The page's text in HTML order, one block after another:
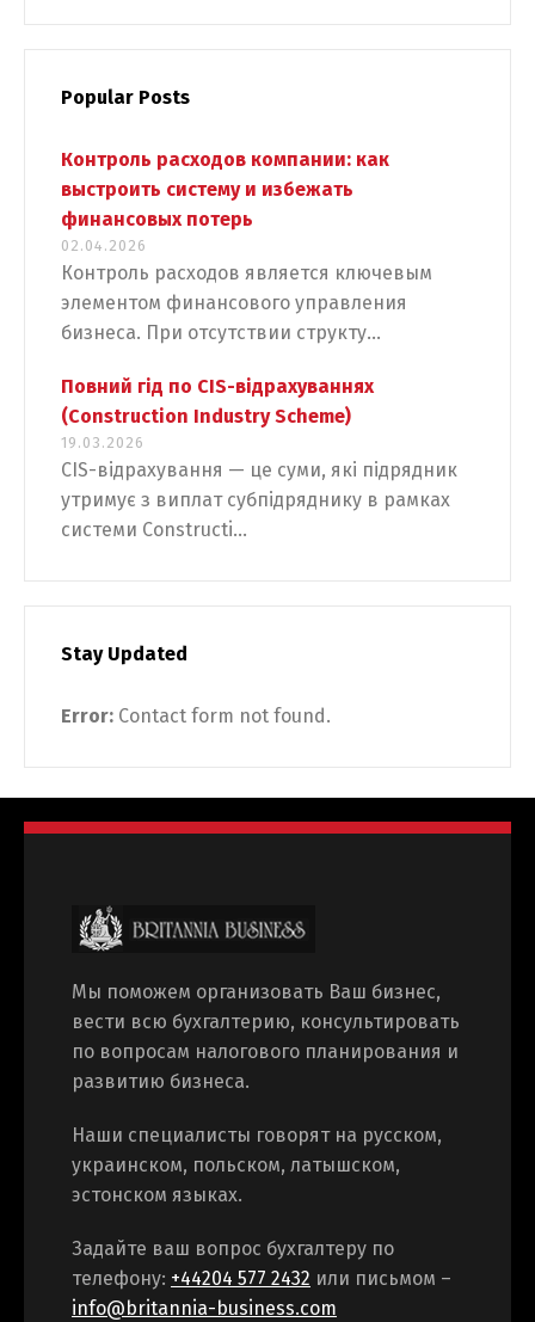
Popular Posts
Контроль расходов компании: как
выстроить систему и избежать
финансовых потерь
02.04.2026
Контроль расходов является ключевым
элементом финансового управления
бизнеса. При отсутствии структу...
Повний гід по CIS-відрахуваннях
(Construction Industry Scheme)
19.03.2026
CIS-відрахування — це суми, які підрядник
утримує з виплат субпідряднику в рамках
системи Constructi...
Stay Updated
Error: Contact form not found.
Мы поможем организовать Ваш бизнес,
вести всю бухгалтерию, консультировать
по вопросам налогового планирования и
развитию бизнеса.
Наши специалисты говорят на русском,
украинском, польском, латышском,
эстонском языках.
Задайте ваш вопрос бухгалтеру по
телефону: +44204 577 2432 или письмом –
info@britannia-business.com